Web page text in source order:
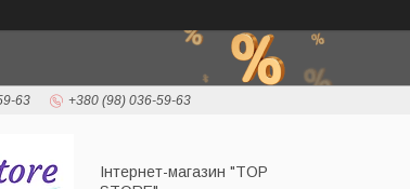
63 +380 (98) 036-59-63
Інтернет-магазин "TOP